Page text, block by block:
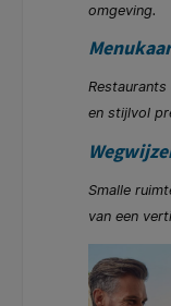
omgeving.
en stijlvol
Smalle
van een